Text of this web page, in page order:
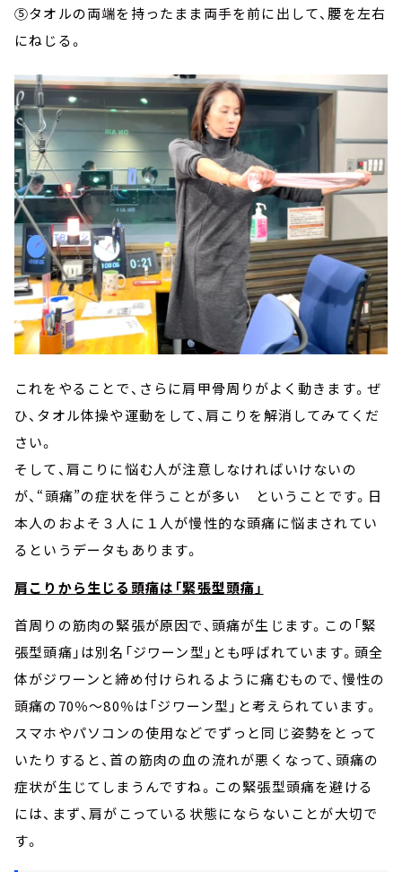
⑤タオルの両端を持ったまま両手を前に出して、腰を左右
にねじる。
これをやることで、さらに肩甲骨周りがよく動きます。ぜ
ひ、タオル体操や運動をして、肩こりを解消してみてくだ
さい。
そして、肩こりに悩む人が注意しなければいけないの
が、“頭痛”の症状を伴うことが多い ということです。日
本人のおよそ３人に１人が慢性的な頭痛に悩まされてい
るというデータもあります。
肩こりから生じる頭痛は「緊張型頭痛」
首周りの筋肉の緊張が原因で、頭痛が生じます。この「緊
張型頭痛」は別名「ジワーン型」とも呼ばれています。頭全
体がジワーンと締め付けられるように痛むもので、慢性の
頭痛の70％～80％は「ジワーン型」と考えられています。
スマホやパソコンの使用などでずっと同じ姿勢をとって
いたりすると、首の筋肉の血の流れが悪くなって、頭痛の
症状が生じてしまうんですね。この緊張型頭痛を避ける
には、まず、肩がこっている状態にならないことが大切で
す。